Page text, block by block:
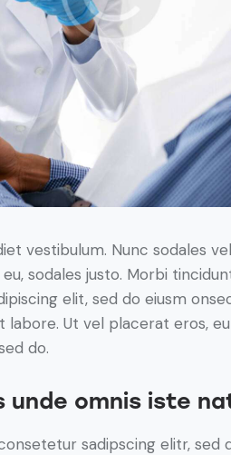
vestibulum. Nunc sodales
sodales justo. Morbi
elit, sed do eiusm
labore. Ut vel placerat eros,
do.
unde omnis iste
sadipscing elitr,